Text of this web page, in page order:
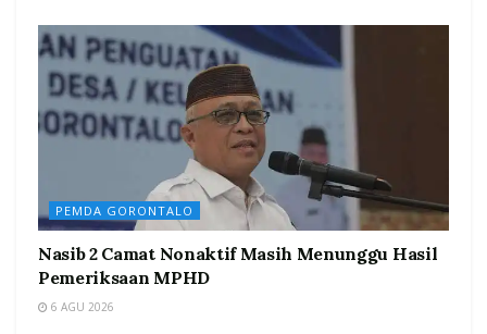
PEMDA GORONTALO
Nasib 2 Camat Nonaktif Masih Menunggu Hasil
Pemeriksaan MPHD
6 AGU 2026